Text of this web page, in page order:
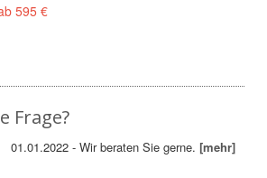
595 €
Frage?
01.01.2022 - Wir beraten Sie gerne.[mehr]